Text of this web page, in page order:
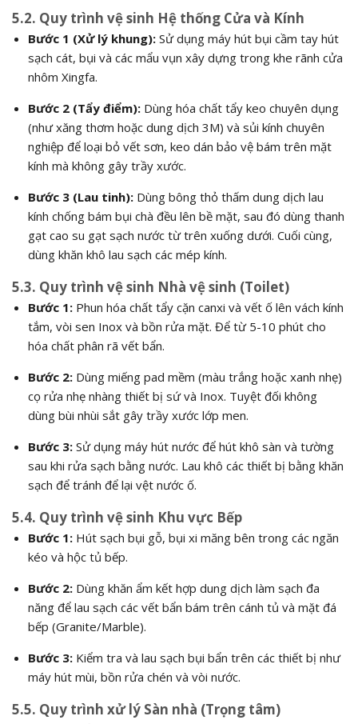
5.2. Quy trình vệ sinh Hệ thống Cửa và Kính
Bước 1 (Xử lý khung):Sử dụng máy hút bụi cầm tay hút
sạch cát, bụi và các mẩu vụn xây dựng trong khe rãnh cửa
nhôm Xingfa.
Bước 2 (Tẩy điểm):Dùng hóa chất tẩy keo chuyên dụng
(như xăng thơm hoặc dung dịch 3M) và sủi kính chuyên
nghiệp để loại bỏ vết sơn, keo dán bảo vệ bám trên mặt
kính mà không gây trầy xước.
Bước 3 (Lau tinh):Dùng bông thỏ thấm dung dịch lau
kính chống bám bụi chà đều lên bề mặt, sau đó dùng thanh
gạt cao su gạt sạch nước từ trên xuống dưới. Cuối cùng,
dùng khăn khô lau sạch các mép kính.
5.3. Quy trình vệ sinh Nhà vệ sinh (Toilet)
Bước 1:Phun hóa chất tẩy cặn canxi và vết ố lên vách kính
tắm, vòi sen Inox và bồn rửa mặt. Để từ 5-10 phút cho
hóa chất phân rã vết bẩn.
Bước 2:Dùng miếng pad mềm (màu trắng hoặc xanh nhẹ)
cọ rửa nhẹ nhàng thiết bị sứ và Inox. Tuyệt đối không
dùng bùi nhùi sắt gây trầy xước lớp men.
Bước 3:Sử dụng máy hút nước để hút khô sàn và tường
sau khi rửa sạch bằng nước. Lau khô các thiết bị bằng khăn
sạch để tránh để lại vệt nước ố.
5.4. Quy trình vệ sinh Khu vực Bếp
Bước 1:Hút sạch bụi gỗ, bụi xi măng bên trong các ngăn
kéo và hộc tủ bếp.
Bước 2:Dùng khăn ẩm kết hợp dung dịch làm sạch đa
năng để lau sạch các vết bẩn bám trên cánh tủ và mặt đá
bếp (Granite/Marble).
Bước 3:Kiểm tra và lau sạch bụi bẩn trên các thiết bị như
máy hút mùi, bồn rửa chén và vòi nước.
5.5. Quy trình xử lý Sàn nhà (Trọng tâm)